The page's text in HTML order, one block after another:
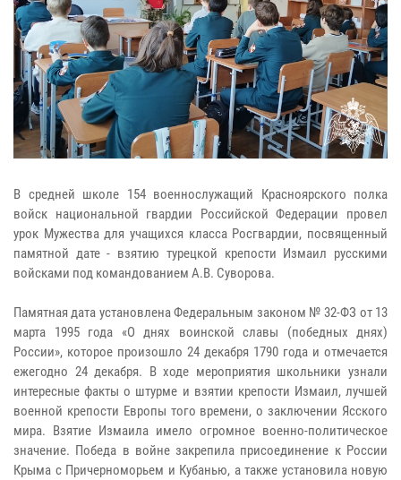
В средней школе 154 военнослужащий Красноярского полка
войск национальной гвардии Российской Федерации провел
урок Мужества для учащихся класса Росгвардии, посвященный
памятной дате - взятию турецкой крепости Измаил русскими
войсками под командованием А.В. Суворова.
Памятная дата установлена Федеральным законом № 32-ФЗ от 13
марта 1995 года «О днях воинской славы (победных днях)
России», которое произошло 24 декабря 1790 года и отмечается
ежегодно 24 декабря. В ходе мероприятия школьники узнали
интересные факты о штурме и взятии крепости Измаил, лучшей
военной крепости Европы того времени, о заключении Ясского
мира. Взятие Измаила имело огромное военно-политическое
значение. Победа в войне закрепила присоединение к России
Крыма с Причерноморьем и Кубанью, а также установила новую